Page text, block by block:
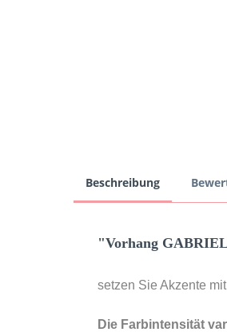
Beschreibung
"Vorhang
setzen Sie Akzente
Die Farbintensität